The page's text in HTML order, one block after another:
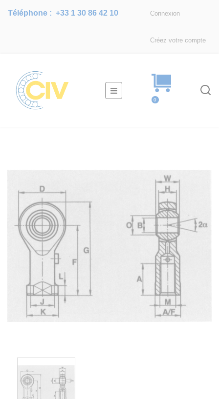
Connexion
Créez votre compte
Téléphone :+33 1 30 86 42 10
Basculer
la
☰
0